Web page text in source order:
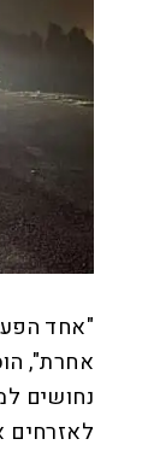
"אחד
אחרת",
נחושים
לאזרחים